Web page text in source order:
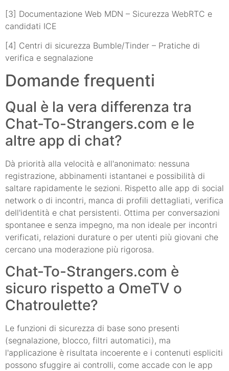
[3] Documentazione Web MDN – Sicurezza WebRTC e
candidati ICE
[4] Centri di sicurezza Bumble/Tinder – Pratiche di
verifica e segnalazione
Domande frequenti
Qual è la vera differenza tra
Chat-To-Strangers.com e le
altre app di chat?
Dà priorità alla velocità e all'anonimato: nessuna
registrazione, abbinamenti istantanei e possibilità di
saltare rapidamente le sezioni. Rispetto alle app di social
network o di incontri, manca di profili dettagliati, verifica
dell'identità e chat persistenti. Ottima per conversazioni
spontanee e senza impegno, ma non ideale per incontri
verificati, relazioni durature o per utenti più giovani che
cercano una moderazione più rigorosa.
Chat-To-Strangers.com è
sicuro rispetto a OmeTV o
Chatroulette?
Le funzioni di sicurezza di base sono presenti
(segnalazione, blocco, filtri automatici), ma
l'applicazione è risultata incoerente e i contenuti espliciti
possono sfuggire ai controlli, come accade con le app